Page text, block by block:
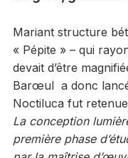
Mariant structure
« Pépite » – qui
devait d’être
Barœul a donc
Noctiluca fut
La conception
première phase